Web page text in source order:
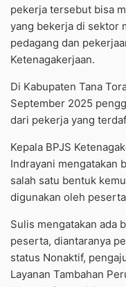
pekerja tersebut bisa
yang bekerja di sektor
pedagang dan
Ketenagakerjaan.
Di Kabupaten Tana
September 2025
dari pekerja yang
Kepala BPJS
Indrayani mengatakan
salah satu bentuk
digunakan oleh
Sulis mengatakan ada
peserta, diantaranya
status Nonaktif,
Layanan Tambahan